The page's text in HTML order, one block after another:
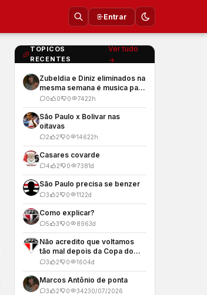
Entrar
TOPICOS
RECENTES
Ver tudo
→
Zubeldia e Diniz eliminados na
mesma semana é musica para
os meus ouvidos
0 0 0 7422h
São Paulo x Bolivar nas
oitavas
2 2 0 14622h
Casares covarde
4 2 0 7381d
São Paulo precisa se benzer
3 2 0 1122d
Como explicar?
5 3 0 8963d
Não acredito que voltamos
tão mal depois da Copa do
Mundo
3 2 0 1604d
Marcos Antônio de ponta
3 2 0 34230/07/2026